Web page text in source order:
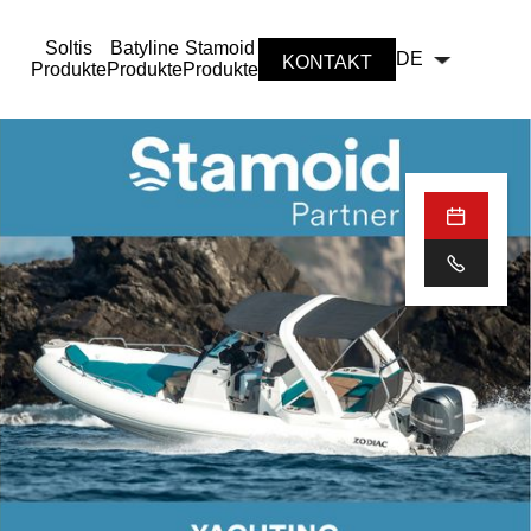
Soltis
Produkte
Batyline
Produkte
Stamoid
Produkte
KONTAKT DE